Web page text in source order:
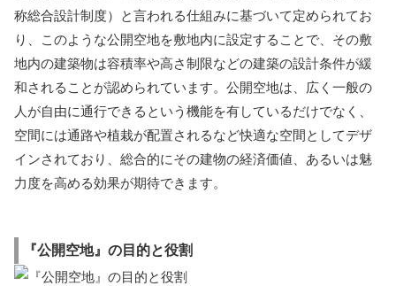
称総合設計制度）と言われる仕組みに基づいて定められてお
り、このような公開空地を敷地内に設定することで、その敷
地内の建築物は容積率や高さ制限などの建築の設計条件が緩
和されることが認められています。公開空地は、広く一般の
人が自由に通行できるという機能を有しているだけでなく、
空間には通路や植栽が配置されるなど快適な空間としてデザ
インされており、総合的にその建物の経済価値、あるいは魅
力度を高める効果が期待できます。
『公開空地』の目的と役割